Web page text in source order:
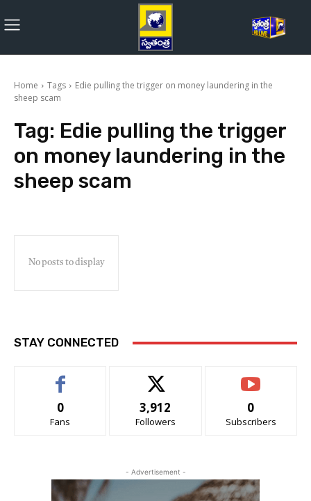
Home Tags
Edie pulling the trigger on money laundering in the
sheep scam
Tag: Edie pulling the trigger
on money laundering in the
sheep scam
No posts to display
STAY CONNECTED
0
Fans
3,912
Followers
0
Subscribers
- Advertisement -